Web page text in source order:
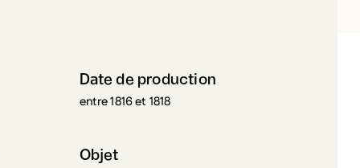
FRANÇOIS
Date de production
entre 1816 et 1818
Objet